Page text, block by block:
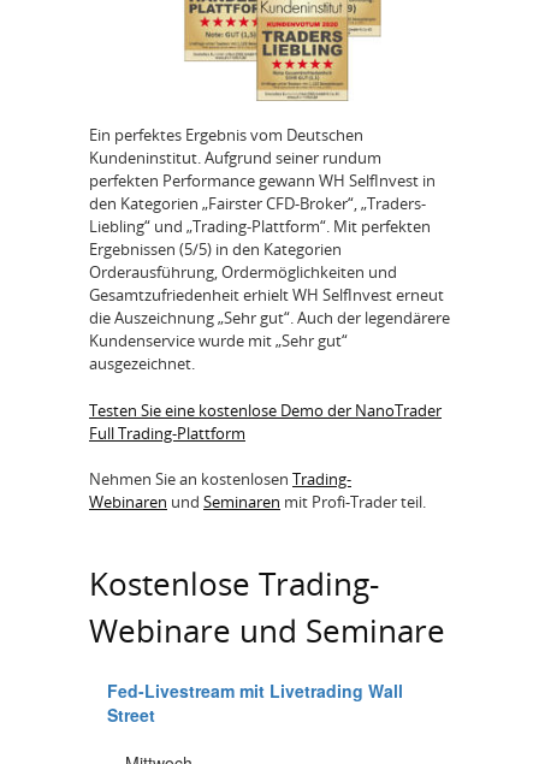
Ein perfektes Ergebnis vom Deutschen
Kundeninstitut. Aufgrund seiner rundum
perfekten Performance gewann WH SelfInvest in
den Kategorien „Fairster CFD-Broker“, „Traders-
Liebling“ und „Trading-Plattform“. Mit perfekten
Ergebnissen (5/5) in den Kategorien
Orderausführung, Ordermöglichkeiten und
Gesamtzufriedenheit erhielt WH SelfInvest erneut
die Auszeichnung „Sehr gut“. Auch der legendärere
Kundenservice wurde mit „Sehr gut“
ausgezeichnet.
Testen Sie eine kostenlose Demo der NanoTrader
Full Trading-Plattform
Nehmen Sie an kostenlosen Trading-
Webinaren und Seminaren mit Profi-Trader teil.
Kostenlose Trading-
Webinare und Seminare